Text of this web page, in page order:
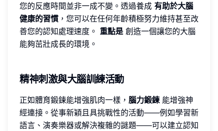
您的反應時間並非一成不變。透過養成 有助於大腦
健康的習慣 ，您可以在任何年齡積極努力維持甚至改
善您的認知處理速度。 重點是創造一個讓您的大腦
能夠茁壯成長的環境。
精神刺激與大腦訓練活動
正如體育鍛鍊能增強肌肉一樣， 腦力鍛鍊能增強神
經連接。從事新穎且具挑戰性的活動——例如學習新
語言、演奏樂器或解決複雜的謎題——可以建立認知